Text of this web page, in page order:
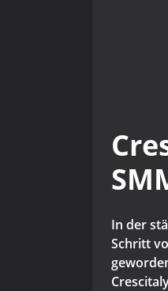
In der
Schritt